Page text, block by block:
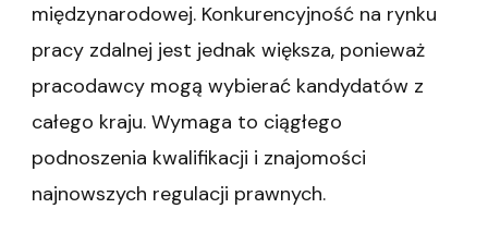
międzynarodowej. Konkurencyjność na rynku
pracy zdalnej jest jednak większa, ponieważ
pracodawcy mogą wybierać kandydatów z
całego kraju. Wymaga to ciągłego
podnoszenia kwalifikacji i znajomości
najnowszych regulacji prawnych.